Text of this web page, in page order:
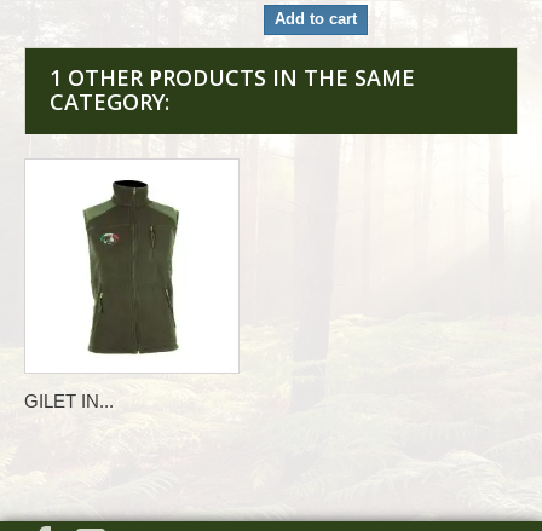
Add to cart
1 OTHER PRODUCTS IN THE SAME
CATEGORY:
GILET IN...